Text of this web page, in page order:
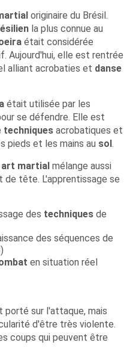
originaire du Brésil.
la plus connue au
était considérée
Aujourd'hui, elle est rentrée
alliant acrobaties et danse
était utilisée par les
se défendre. Elle est
techniques acrobatiques et
pieds et les mains au sol.
art martial mélange aussi
de tête. L'apprentissage se
des techniques de
des séquences de
en situation réel
porté sur l'attaque, mais
d'être très violente.
coups qui peuvent être